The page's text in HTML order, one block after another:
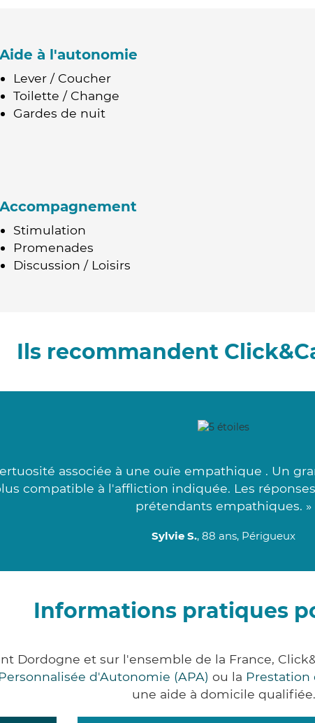
Aide à l'autonomie
Lever / Coucher
Toilette / Change
Gardes de nuit
Accompagnement
Stimulation
Promenades
Discussion / Loisirs
Ils recommandent
associée à une ouïe empathique . Un
compatible à l'affliction indiquée. Les
prétendants empathiques. »
Sylvie S., 88 ans, Périgueux
Informations pratiques
Dordogne et sur l'ensemble de la France,
d'Autonomie (APA) ou la Prestation
une aide à domicile qualifiée.